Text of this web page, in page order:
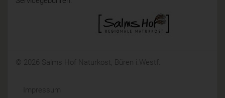
© 2026 Salms Hof Naturkost, Büren i.Westf.
Impressum